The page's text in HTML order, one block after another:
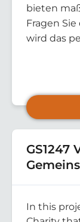
bieten
Fragen
wird das
GS1247
In this